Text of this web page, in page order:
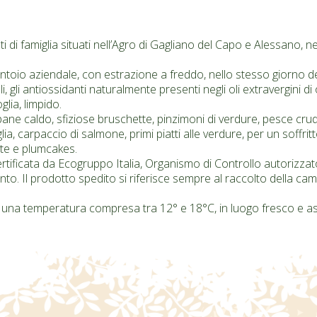
famiglia situati nell’Agro di Gagliano del Capo e Alessano,
aziendale, con estrazione a freddo, nello stesso giorno
antiossidanti naturalmente presenti negli oli extravergini di
limpido.
caldo, sfiziose bruschette, pinzimoni di verdure, pesce
carpaccio di salmone, primi piatti alle verdure, per un
e plumcakes.
da Ecogruppo Italia, Organismo di Controllo
Il prodotto spedito si riferisce sempre al raccolto della
temperatura compresa tra 12° e 18°C, in luogo fresco e